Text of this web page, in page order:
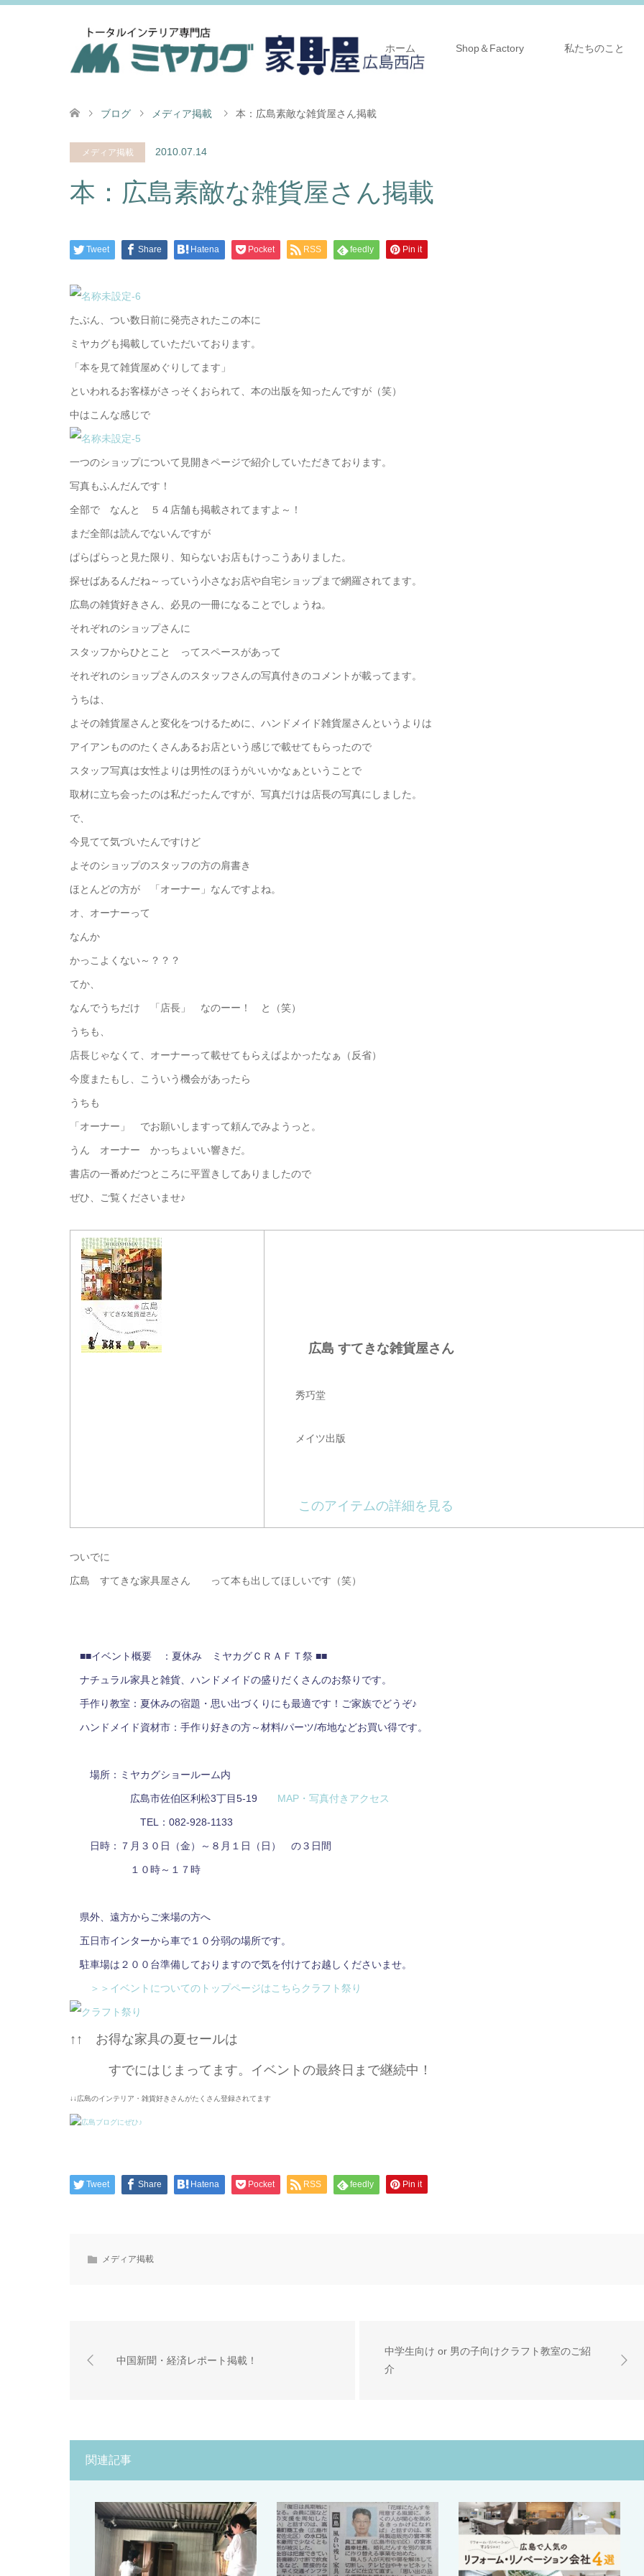
ホーム Shop＆Factory 私たちのこと
ブログ メディア掲載 本：広島素敵な雑貨屋さん掲載
メディア掲載 2010.07.14
本：広島素敵な雑貨屋さん掲載
Tweet Share Hatena Pocket RSS feedly Pin it
たぶん、つい数日前に発売されたこの本に
ミヤカグも掲載していただいております。
「本を見て雑貨屋めぐりしてます」
といわれるお客様がさっそくおられて、本の出版を知ったんですが（笑）
中はこんな感じで
一つのショップについて見開きページで紹介していただきております。
写真もふんだんです！
全部で なんと ５４店舗も掲載されてますよ～！
まだ全部は読んでないんですが
ぱらぱらっと見た限り、知らないお店もけっこうありました。
探せばあるんだね～っていう小さなお店や自宅ショップまで網羅されてます。
広島の雑貨好きさん、必見の一冊になることでしょうね。
それぞれのショップさんに
スタッフからひとこと ってスペースがあって
それぞれのショップさんのスタッフさんの写真付きのコメントが載ってます。
うちは、
よその雑貨屋さんと変化をつけるために、ハンドメイド雑貨屋さんというよりは
アイアンもののたくさんあるお店という感じで載せてもらったので
スタッフ写真は女性よりは男性のほうがいいかなぁということで
取材に立ち会ったのは私だったんですが、写真だけは店長の写真にしました。
で、
今見てて気づいたんですけど
よそのショップのスタッフの方の肩書き
ほとんどの方が 「オーナー」なんですよね。
オ、オーナーって
なんか
かっこよくない～？？？
てか、
なんでうちだけ 「店長」 なのーー！ と（笑）
うちも、
店長じゃなくて、オーナーって載せてもらえばよかったなぁ（反省）
今度またもし、こういう機会があったら
うちも
「オーナー」 でお願いしますって頼んでみようっと。
うん オーナー かっちょいい響きだ。
書店の一番めだつところに平置きしてありましたので
ぜひ、ご覧くださいませ♪
広島 すてきな雑貨屋さん
秀巧堂
メイツ出版
このアイテムの詳細を見る
ついでに
広島 すてきな家具屋さん って本も出してほしいです（笑）
■■イベント概要 ：夏休み ミヤカグＣＲＡＦＴ祭 ■■
ナチュラル家具と雑貨、ハンドメイドの盛りだくさんのお祭りです。
手作り教室：夏休みの宿題・思い出づくりにも最適です！ご家族でどうぞ♪
ハンドメイド資材市：手作り好きの方～材料/パーツ/布地などお買い得です。
場所：ミヤカグショールーム内
広島市佐伯区利松3丁目5-19 MAP・写真付きアクセス
TEL：082-928-1133
日時：７月３０日（金）～８月１日（日） の３日間
１０時～１７時
県外、遠方からご来場の方へ
五日市インターから車で１０分弱の場所です。
駐車場は２００台準備しておりますので気を付けてお越しくださいませ。
＞＞イベントについてのトップページはこちら クラフト祭り
↑↑ お得な家具の夏セールは
すでにはじまってます。イベントの最終日まで継続中！
↓↓広島のインテリア・雑貨好きさんがたくさん登録されてます
Tweet Share Hatena Pocket RSS feedly Pin it
メディア掲載
中国新聞・経済レポート掲載！
中学生向け or 男の子向けクラフト教室のご紹
介
関連記事